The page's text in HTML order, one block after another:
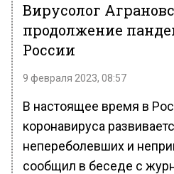
Вирусолог
продолжение
России
9 февраля 2023, 08:57
В настоящее время в
коронавируса
непереболевших и
сообщил в беседе с